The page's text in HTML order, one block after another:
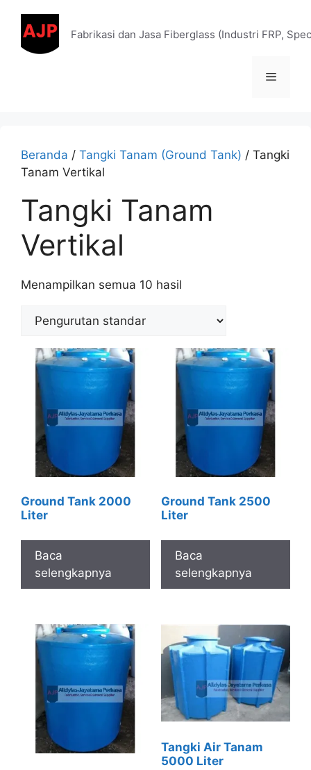
Fabrikasi dan Jasa Fiberglass (Industri FRP,
Beranda / Tangki Tanam (Ground Tank) / Tangki
Tanam Vertikal
Tangki Tanam
Vertikal
Menampilkan semua 10 hasil
Ground Tank 2000
Liter
Baca
selengkapnya
Ground Tank 2500
Liter
Baca
selengkapnya
Tangki Air Tanam
5000 Liter